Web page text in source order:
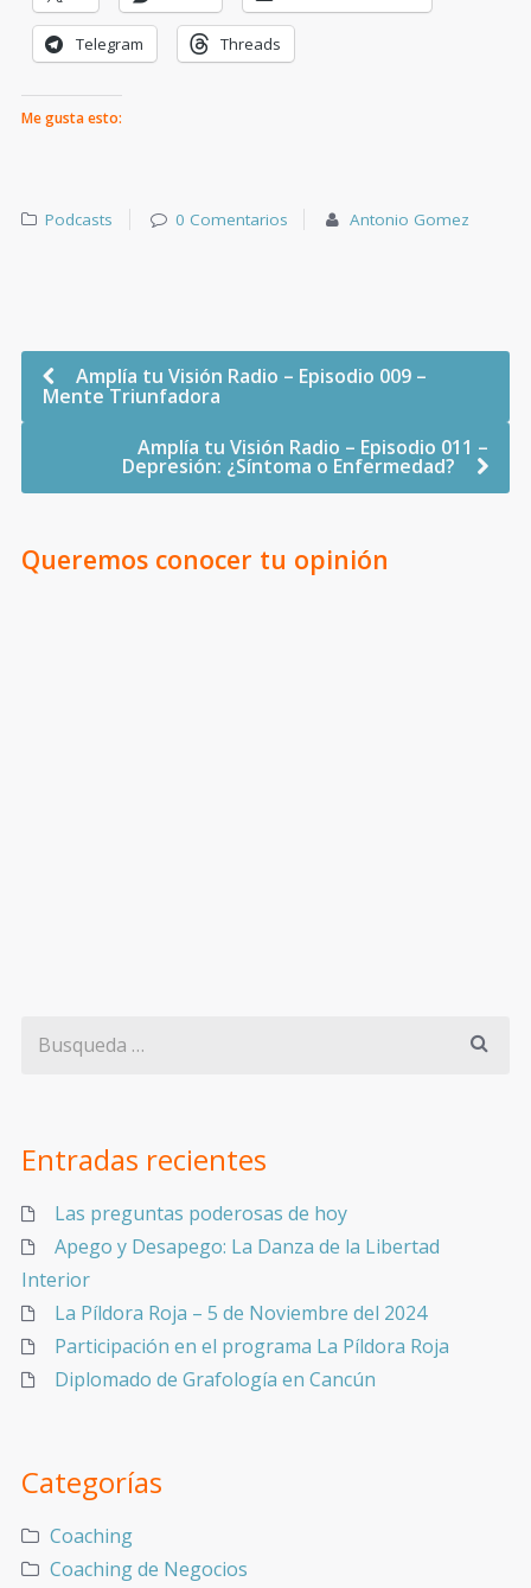
Telegram Threads
Me gusta esto:
Podcasts 0 Comentarios Antonio Gomez
Amplía tu Visión Radio – Episodio 009 –
Mente Triunfadora
Amplía tu Visión Radio – Episodio 011 –
Depresión: ¿Síntoma o Enfermedad?
Queremos conocer tu opinión
Entradas recientes
Las preguntas poderosas de hoy
Apego y Desapego: La Danza de la Libertad
Interior
La Píldora Roja – 5 de Noviembre del 2024
Participación en el programa La Píldora Roja
Diplomado de Grafología en Cancún
Categorías
Coaching
Coaching de Negocios